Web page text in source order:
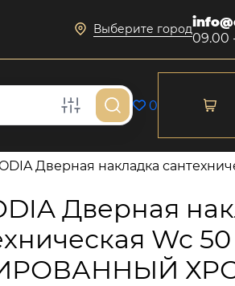
Выберите город
09.00
0
Дверная накладка
Дверная
Wc